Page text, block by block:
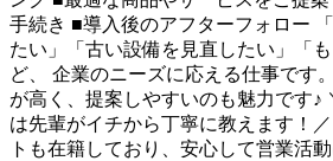
手続き ■導入後のアフターフォロー
たい」「古い設備を見直したい」「
ど、 企業のニーズに応える仕事です
が高く、提案しやすいのも魅力です♪
は先輩がイチから丁寧に教えます！
トも在籍しており、安心して営業活